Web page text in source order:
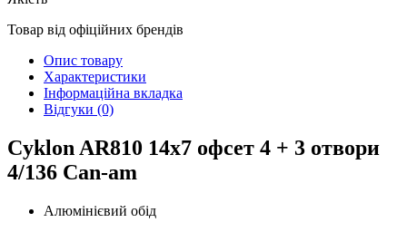
Товар від офіційних брендів
Опис товару
Характеристики
Інформаційна вкладка
Відгуки (0)
Cyklon AR810 14х7 офсет 4 + 3 отвори
4/136 Can-am
Алюмінієвий обід